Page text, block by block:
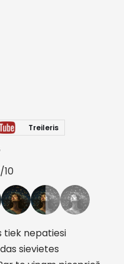
Treileris
tiek nepatiesi
sievietes